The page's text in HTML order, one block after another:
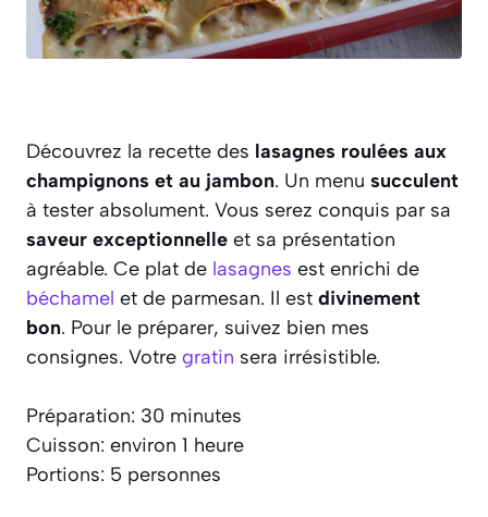
Découvrez la recette des lasagnes roulées aux
champignons et au jambon. Un menu succulent
à tester absolument. Vous serez conquis par sa
saveur exceptionnelle et sa présentation
agréable. Ce plat de lasagnes est enrichi de
béchamel et de parmesan. Il est divinement
bon. Pour le préparer, suivez bien mes
consignes. Votre gratin sera irrésistible.
Préparation: 30 minutes
Cuisson: environ 1 heure
Portions: 5 personnes